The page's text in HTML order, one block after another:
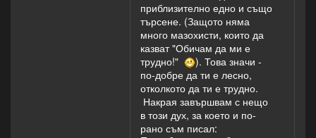
приблизително едно и също
търсене. (Защото няма
много мазохисти, които да
казват "Обичам да ми е
трудно!"
). Това значи -
по-добре да ти е лесно,
отколкото да ти е трудно.
Накрая завършвам с нещо
в този дух, за което и по-
рано съм писал: